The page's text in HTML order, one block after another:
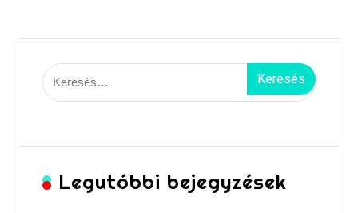
Keresés:
Legutóbbi bejegyzések